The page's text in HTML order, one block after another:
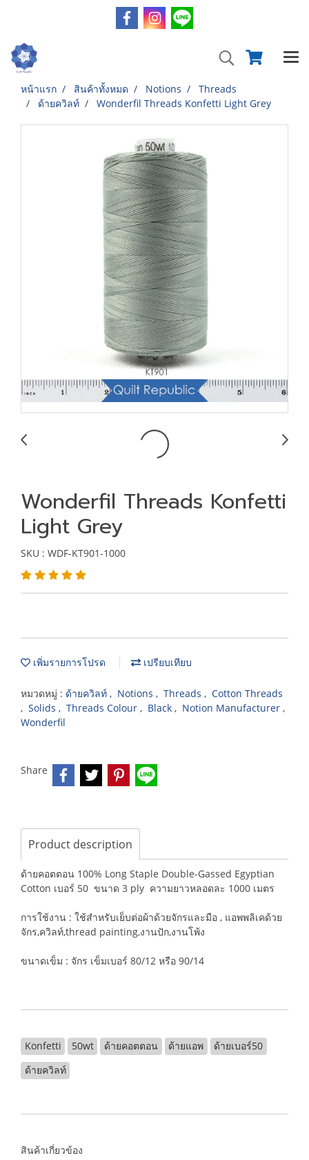
หน้าแรก สินค้าทั้งหมด Notions
Threads
ด้ายควิลท์
Wonderfil Threads Konfetti Light Grey
Wonderfil Threads Konfetti
Light Grey
SKU : WDF-KT901-1000
เพิ่มรายการโปรด เปรียบเทียบ
หมวดหมู่ : ด้ายควิลท์ , Notions , Threads , Cotton Threads
, Solids , Threads Colour , Black , Notion Manufacturer ,
Wonderfil
Share
Product description
ด้ายคอตตอน 100% Long Staple Double-Gassed Egyptian
Cotton เบอร์ 50 ขนาด 3 ply ความยาวหลอดละ 1000 เมตร
การใช้งาน : ใช้สำหรับเย็บต่อผ้าด้วยจักรและมือ , แอพพลิเคด้วย
จักร,ควิลท์,thread painting,งานปัก,งานโพ้ง
ขนาดเข็ม : จักร เข็มเบอร์ 80/12 หรือ 90/14
Konfetti 50wt ด้ายคอตตอน ด้ายแอพ
ด้ายเบอร์50
ด้ายควิลท์
สินค้าเกี่ยวข้อง